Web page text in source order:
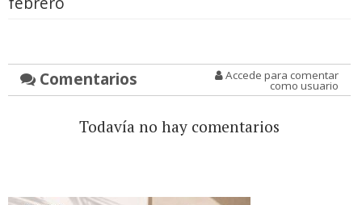
Comentarios Accede para comentar
como usuario
Todavía no hay comentarios